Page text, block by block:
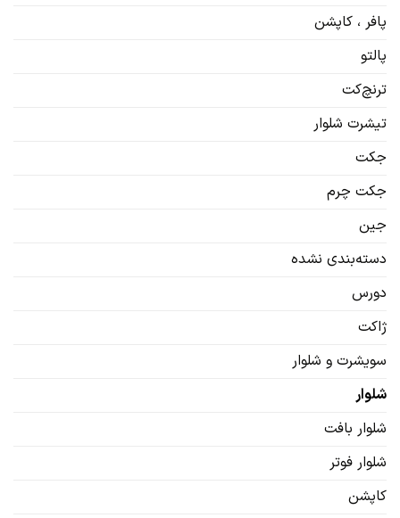
پافر ، کاپشن
پالتو
ترنچ‌کت
تیشرت شلوار
جکت
جکت چرم
جین
دسته‌بندی نشده
دورس
ژاکت
سویشرت‌ و شلوار
شلوار
شلوار بافت
شلوار فوتر
کاپشن